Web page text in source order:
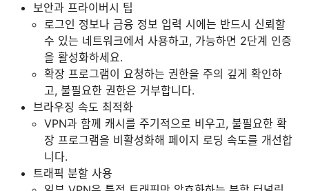
보안과 프라이버시 팁
로그인 정보나 금융 정보 입력 시에는 반드시 신뢰할
수 있는 네트워크에서 사용하고, 가능하면 2단계 인증
을 활성화하세요.
확장 프로그램이 요청하는 권한을 주의 깊게 확인하
고, 불필요한 권한은 거부합니다.
브라우징 속도 최적화
VPN과 함께 캐시를 주기적으로 비우고, 불필요한 확
장 프로그램을 비활성화해 페이지 로딩 속도를 개선합
니다.
트래픽 분할 사용